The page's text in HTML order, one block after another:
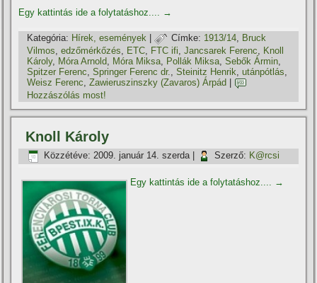
Egy kattintás ide a folytatáshoz.... →
Kategória: Hí­rek, események | Címke: 1913/14, Bruck
Vilmos,edzőmérkőzés, ETC, FTC ifi,Jancsarek Ferenc, Knoll
Károly, Móra Arnold, Móra Miksa, Pollák Miksa,Sebők Ármin,
Spitzer Ferenc,Springer Ferenc dr.,Steinitz Henrik,utánpótlás,
Weisz Ferenc,Zawieruszinszky (Zavaros) Árpád
Hozzászólás most!
Knoll Károly
Közzétéve: 2009. január 14. szerda| Szerző: K@rcsi
Egy kattintás ide a folytatáshoz.... →